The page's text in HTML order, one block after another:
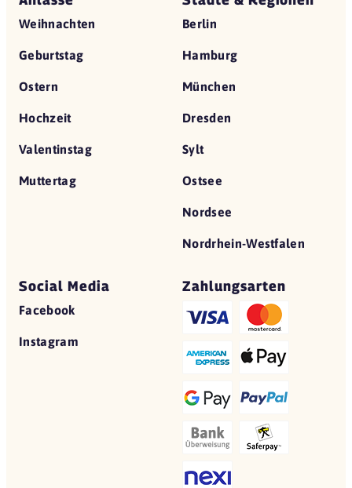
Weihnachten
Geburtstag
Ostern
Hochzeit
Valentinstag
Muttertag
Berlin
Hamburg
München
Dresden
Sylt
Ostsee
Nordsee
Nordrhein-Westfalen
Social Media
Facebook
Instagram
Zahlungsarten